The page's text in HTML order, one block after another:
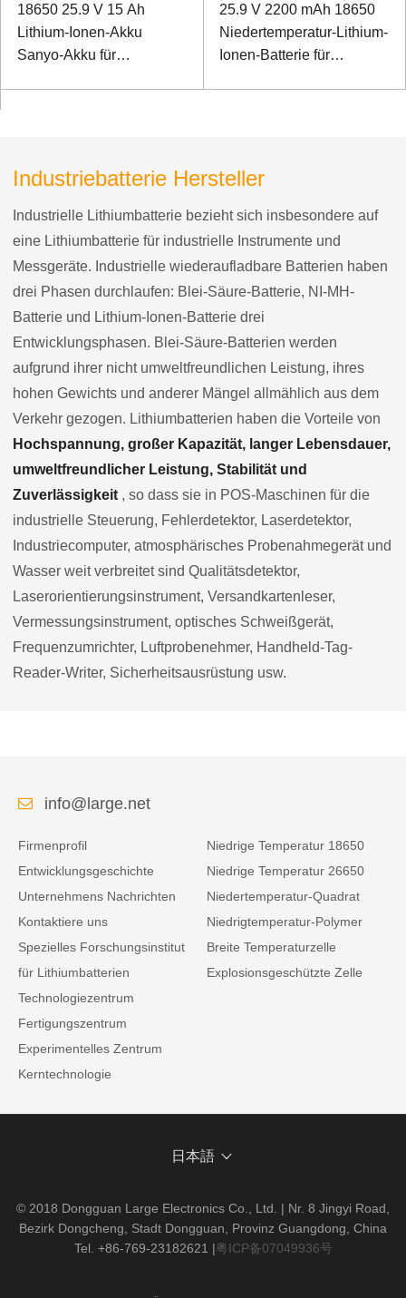
18650 25.9 V 15 Ah
Lithium-Ionen-Akku
Sanyo-Akku für
25.9 V 2200 mAh 18650
Niedertemperatur-Lithium-
Ionen-Batterie für
Industriebatterie Hersteller
Industrielle Lithiumbatterie bezieht sich insbesondere auf
eine Lithiumbatterie für industrielle Instrumente und
Messgeräte. Industrielle wiederaufladbare Batterien haben
drei Phasen durchlaufen: Blei-Säure-Batterie, NI-MH-
Batterie und Lithium-Ionen-Batterie drei
Entwicklungsphasen. Blei-Säure-Batterien werden
aufgrund ihrer nicht umweltfreundlichen Leistung, ihres
hohen Gewichts und anderer Mängel allmählich aus dem
Verkehr gezogen. Lithiumbatterien haben die Vorteile von
Hochspannung, großer Kapazität, langer Lebensdauer,
umweltfreundlicher Leistung, Stabilität und
Zuverlässigkeit , so dass sie in POS-Maschinen für die
industrielle Steuerung, Fehlerdetektor, Laserdetektor,
Industriecomputer, atmosphärisches Probenahmegerät und
Wasser weit verbreitet sind Qualitätsdetektor,
Laserorientierungsinstrument, Versandkartenleser,
Vermessungsinstrument, optisches Schweißgerät,
Frequenzumrichter, Luftprobenehmer, Handheld-Tag-
Reader-Writer, Sicherheitsausrüstung usw.
info@large.net
Firmenprofil
Entwicklungsgeschichte
Unternehmens Nachrichten
Kontaktiere uns
Spezielles Forschungsinstitut
für Lithiumbatterien
Technologiezentrum
Fertigungszentrum
Experimentelles Zentrum
Kerntechnologie
Niedrige Temperatur 18650
Niedrige Temperatur 26650
Niedertemperatur-Quadrat
Niedrigtemperatur-Polymer
Breite Temperaturzelle
Explosionsgeschützte Zelle
日本語
© 2018 Dongguan Large Electronics Co., Ltd. | Nr. 8 Jingyi Road,
Bezirk Dongcheng, Stadt Dongguan, Provinz Guangdong, China
Tel. +86-769-23182621 |粤ICP备07049936号